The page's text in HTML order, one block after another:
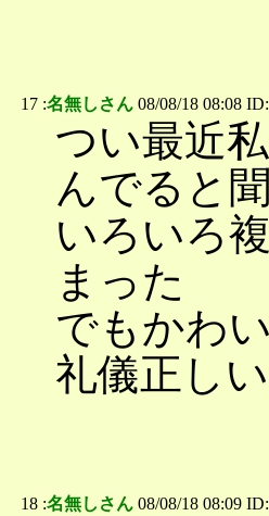
17 :名無しさん 08/08/18 08:08
つい最近
んでると
いろいろ
まった
でもかわ
礼儀正し
18 :名無しさん 08/08/18 08:09